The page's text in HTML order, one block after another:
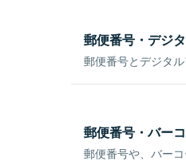
郵便番号・デジ
郵便番号とデジタ
郵便番号・バー
郵便番号や、バー